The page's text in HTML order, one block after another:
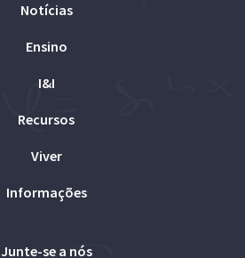
Notícias
Ensino
I&I
Recursos
Viver
Informações
Junte-se a nós